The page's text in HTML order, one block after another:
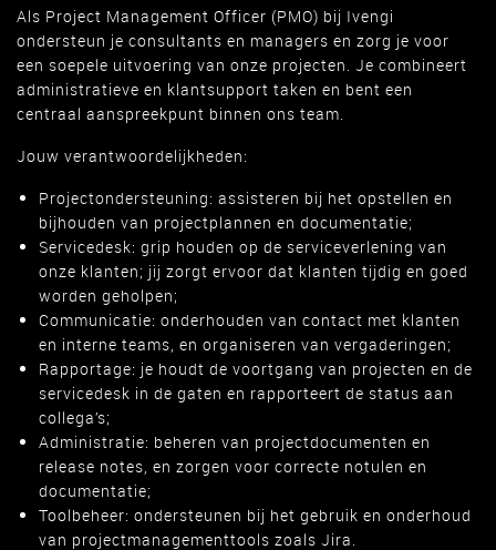
Als Project Management Officer (PMO) bij Ivengi
ondersteun je consultants en managers en zorg je voor
een soepele uitvoering van onze projecten. Je combineert
administratieve en klantsupport taken en bent een
centraal aanspreekpunt binnen ons team.
Jouw verantwoordelijkheden:
Projectondersteuning: assisteren bij het opstellen en
bijhouden van projectplannen en documentatie;
Servicedesk: grip houden op de serviceverlening van
onze klanten; jij zorgt ervoor dat klanten tijdig en goed
worden geholpen;
Communicatie: onderhouden van contact met klanten
en interne teams, en organiseren van vergaderingen;
Rapportage: je houdt de voortgang van projecten en de
servicedesk in de gaten en rapporteert de status aan
collega’s;
Administratie: beheren van projectdocumenten en
release notes, en zorgen voor correcte notulen en
documentatie;
Toolbeheer: ondersteunen bij het gebruik en onderhoud
van projectmanagementtools zoals Jira.